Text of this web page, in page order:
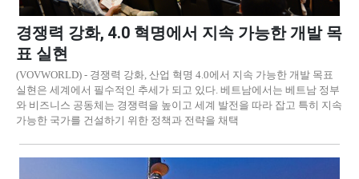
경쟁력 강화, 4.0 혁명에서 지속 가능한 개발 목
표 실현
(VOVWORLD) - 경쟁력 강화, 산업 혁명 4.0에서 지속 가능한 개발 목표
실현은 세계에서 필수적인 추세가 되고 있다. 베트남에서는 베트남 정부
와 비즈니스 공동체는 경쟁력을 높이고 세계 발전을 따라 잡고 특히 지속
가능한 국가를 건설하기 위한 정책과 전략을 채택